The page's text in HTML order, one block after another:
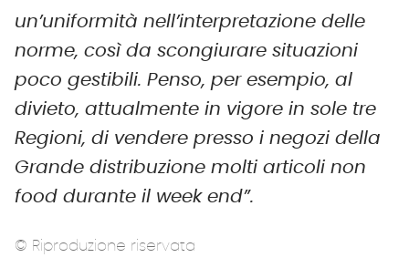
un’uniformità nell’interpretazione delle
norme, così da scongiurare situazioni
poco gestibili. Penso, per esempio, al
divieto, attualmente in vigore in sole tre
Regioni, di vendere presso i negozi della
Grande distribuzione molti articoli non
food durante il week end”.
© Riproduzione riservata